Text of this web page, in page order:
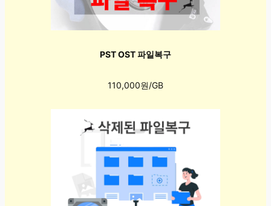
PST OST 파일복구
110,000원/GB